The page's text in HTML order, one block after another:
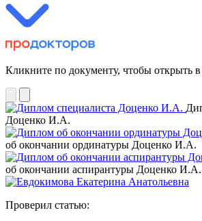
Кликните по документу, чтобы открыть
Доценко И.А.
об окончании ординатуры Доценко И.А.
об окончании аспирантуры Доценко И.А.
Проверил статью: